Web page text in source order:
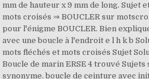
mm de hauteur x 9 mm de long. Sujet
mots croisés ⇒ BOUCLER sur
pour l'énigme BOUCLER. Bien
avec une boucle à l'endroit e l h k b
mots fléchés et mots croisés Sujet
Boucle de marin ERSE 4 trouvé
synonyme. boucle de ceinture avec